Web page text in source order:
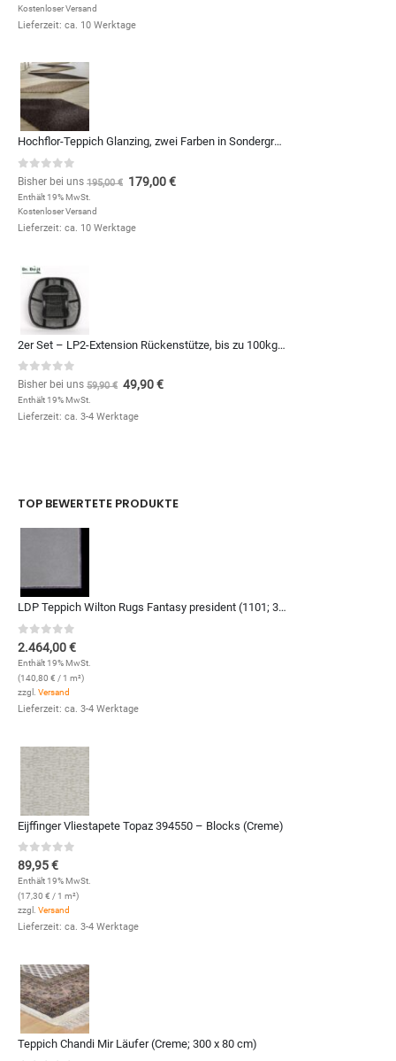
Kostenloser Versand
Lieferzeit: ca. 10 Werktage
Hochflor-Teppich Glanzing, zwei Farben in Sondergrößen und Formen, zum Qm-Preis von
0out of 5
Bisher bei uns 195,00€ 179,00€
Enthält 19% MwSt.
Kostenloser Versand
Lieferzeit: ca. 10 Werktage
2er Set – LP2-Extension Rückenstütze, bis zu 100kg – 10€ günstiger
0out of 5
Bisher bei uns 59,90€ 49,90€
Enthält 19% MwSt.
Lieferzeit: ca. 3-4 Werktage
TOP BEWERTETE PRODUKTE
LDP Teppich Wilton Rugs Fantasy president (1101; 350 x 500 cm)
0 out of 5
2.464,00€
Enthält 19% MwSt.
(140,80 € / 1 m²)
zzgl. Versand
Lieferzeit: ca. 3-4 Werktage
Eijffinger Vliestapete Topaz 394550 – Blocks (Creme)
0out of 5
89,95€
Enthält 19% MwSt.
(17,30 € / 1 m²)
zzgl. Versand
Lieferzeit: ca. 3-4 Werktage
Teppich Chandi Mir Läufer (Creme; 300 x 80 cm)